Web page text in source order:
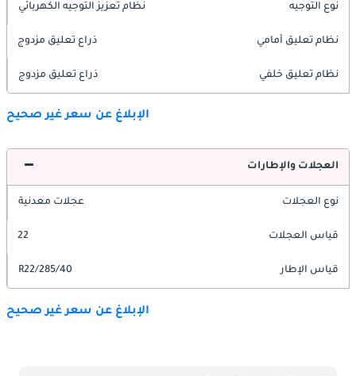
نوع التوجيه نظام تعزيز التوجيه الكهربائي
نظام تعليق أمامي ذراع تعليق مزدوج
نظام تعليق خلفي ذراع تعليق مزدوج
الإبلاغ عن سعر غير صحيح
العجلات والإطارات
نوع العجلات عجلات معدنية
قياس العجلات 22
قياس الإطار 285/40/R22
الإبلاغ عن سعر غير صحيح